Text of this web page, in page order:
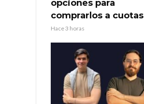
opciones para
comprarlos a cuotas
Hace 3 horas